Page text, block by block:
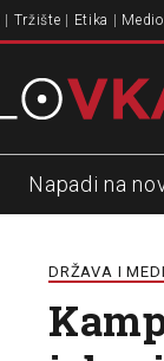
Tržište Etika
Napadi na
DRŽAVA I